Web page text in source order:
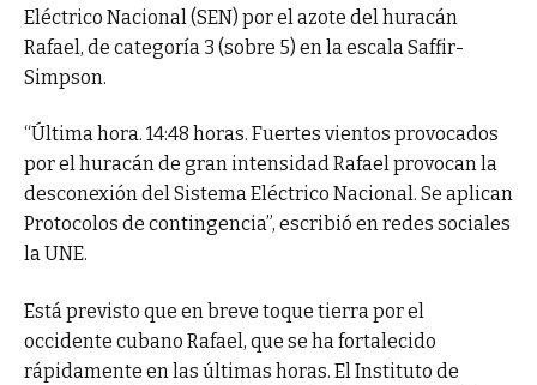
Eléctrico Nacional (SEN) por el azote del huracán
Rafael, de categoría 3 (sobre 5) en la escala Saffir-
Simpson.
“Última hora. 14:48 horas. Fuertes vientos provocados
por el huracán de gran intensidad Rafael provocan la
desconexión del Sistema Eléctrico Nacional. Se aplican
Protocolos de contingencia”, escribió en redes sociales
la UNE.
Está previsto que en breve toque tierra por el
occidente cubano Rafael, que se ha fortalecido
rápidamente en las últimas horas. El Instituto de